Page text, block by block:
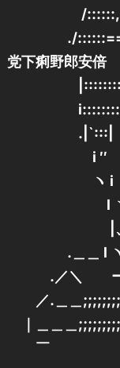
/::::::,,、ミ
./::::::==
党下痢野郎安倍
|::::::::／
i::::::::l゛ ,
.|`:::| ”
i ″ ,ィ
ヽ i
l ヽ ノ
|、 ヽ
.＿＿ l ヽ ｀
.／＼
／.＿＿;;;;;;;;;;
｜＿＿＿;;;;;;;;;